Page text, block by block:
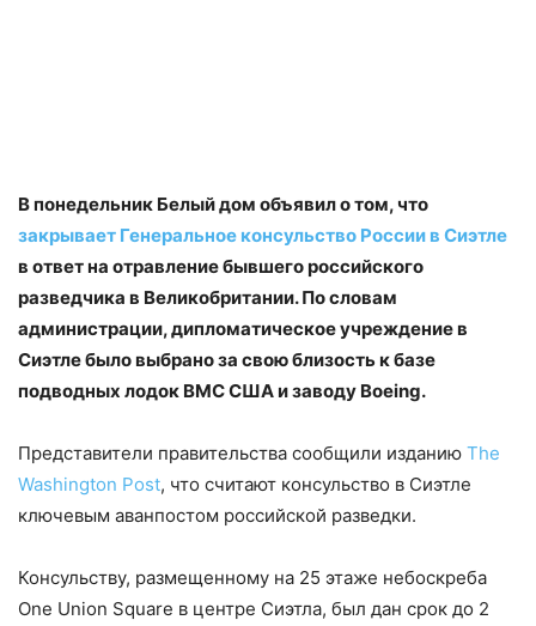
В понедельник Белый дом объявил о том, что
закрывает Генеральное консульство России в Сиэтле
в ответ на отравление бывшего российского
разведчика в Великобритании. По словам
администрации, дипломатическое учреждение в
Сиэтле было выбрано за свою близость к базе
подводных лодок ВМС США и заводу Boeing.
Представители правительства сообщили изданию The
Washington Post, что считают консульство в Сиэтле
ключевым аванпостом российской разведки.
Консульству, размещенному на 25 этаже небоскреба
One Union Square в центре Сиэтла, был дан срок до 2